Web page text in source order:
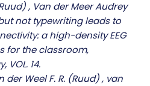
, Van der Meer Audrey
not typewriting leads to
a high-density EEG
for the classroom,
VOL. 14.
der Weel F. R. (Ruud) , van